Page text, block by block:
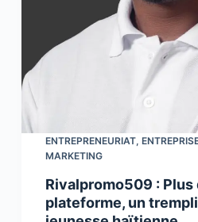
ENTREPRENEURIAT,
MARKETING
Rivalpromo509 : Plus
plateforme, un